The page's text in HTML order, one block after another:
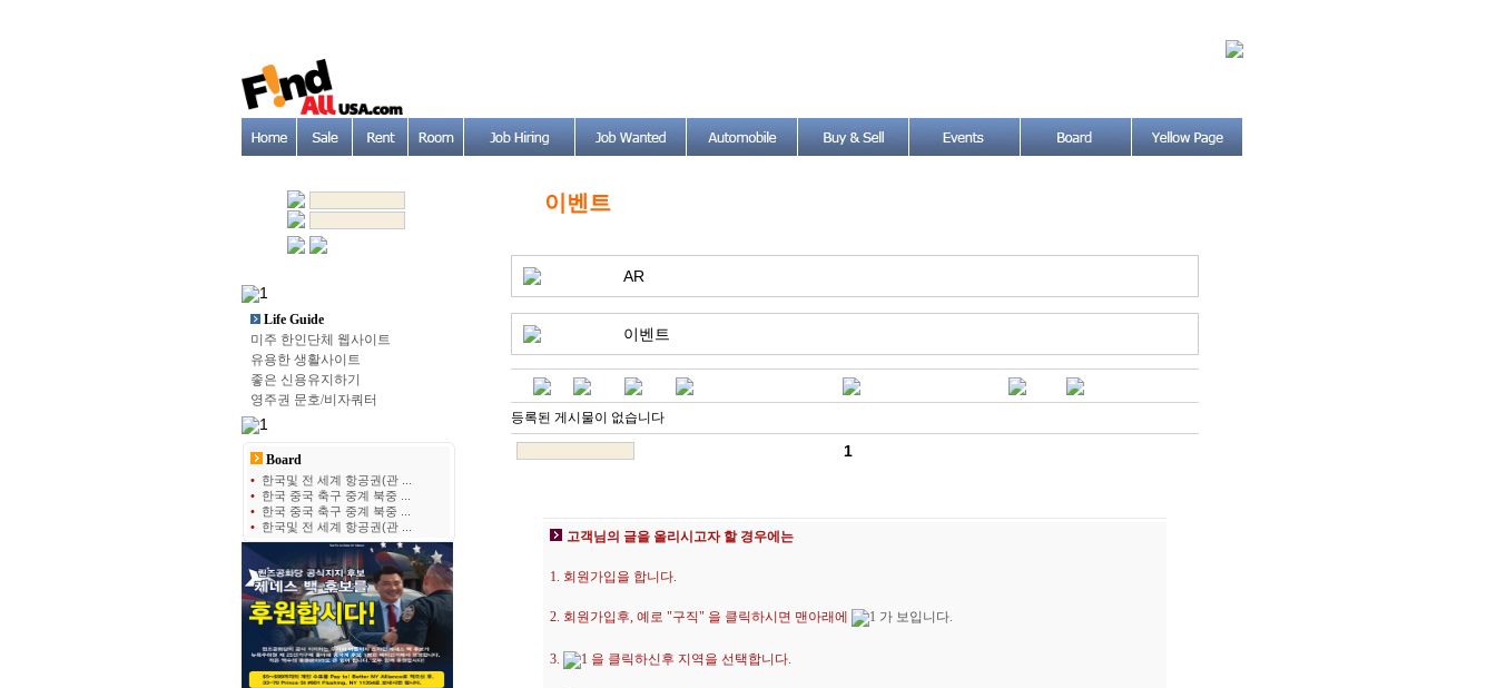
Life Guide
미주 한인단체 웹사이트
유용한 생활사이트
좋은 신용유지하기
영주권 문호/비자쿼터
Board
• 한국및 전 세계 항공권(관 ...
• 한국 중국 축구 중계 북중 ...
• 한국 중국 축구 중계 북중 ...
• 한국및 전 세계 항공권(관 ...
이벤트
AR
이벤트
등록된 게시물이 없습니다
1
고객님의 글을 올리시고자 할 경우에는
1. 회원가입을 합니다.
2. 회원가입후, 예로 "구직" 을 클릭하시면 맨아래에 가 보입니다.
3. 을 클릭하신후 지역을 선택합니다.